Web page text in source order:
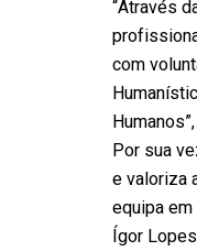
“Através
com
Por sua
e valoriza
equipa
Ígor Lopes